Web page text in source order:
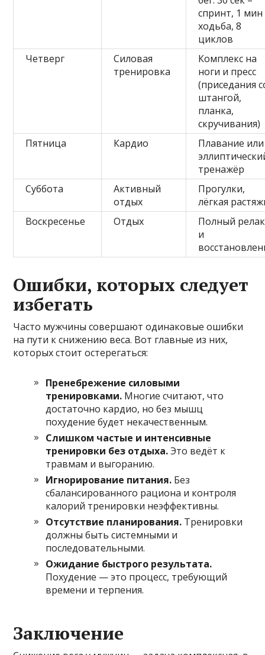
спринт, 1 мин
ходьба, 8
циклов
Четверг
Силовая
тренировка
Комплекс на
ноги и пресс
(приседания
штангой,
планка,
скручивания)
Пятница
Кардио
Плавание или
тренажёр
Суббота
Активный
отдых
Прогулки,
лёгкая
Воскресенье
Отдых
Полный
и
Ошибки, которых следует
избегать
Часто мужчины совершают одинаковые ошибки
на пути к снижению веса. Вот главные из них,
которых стоит остерегаться:
Пренебрежение силовыми
тренировками. Многие считают, что
достаточно кардио, но без мышц
похудение будет некачественным.
Слишком частые и интенсивные
тренировки без отдыха.Это ведёт к
травмам и выгоранию.
Игнорирование питания. Без
сбалансированного рациона и контроля
калорий тренировки неэффективны.
Отсутствие планирования. Тренировки
должны быть системными и
последовательными.
Ожидание быстрого результата.
Похудение — это процесс, требующий
времени и терпения.
Заключение